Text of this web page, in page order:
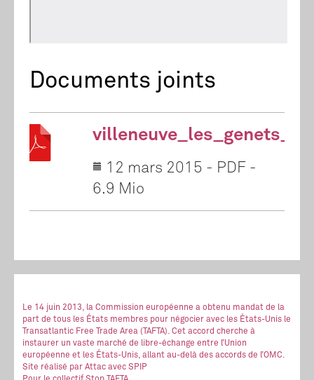
Documents joints
12 mars 2015 - PDF -
6.9 Mio
Le 14 juin 2013, la Commission européenne a obtenu mandat de la
part de tous les États membres pour négocier avec les États-Unis le
Transatlantic Free Trade Area (TAFTA). Cet accord cherche à
instaurer un vaste marché de libre-échange entre l’Union
européenne et les États-Unis, allant au-delà des accords de l’OMC.
Site réalisé par Attac avec SPIP